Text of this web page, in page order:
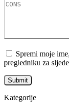
Spremi moje
pregledniku za
Kategorije